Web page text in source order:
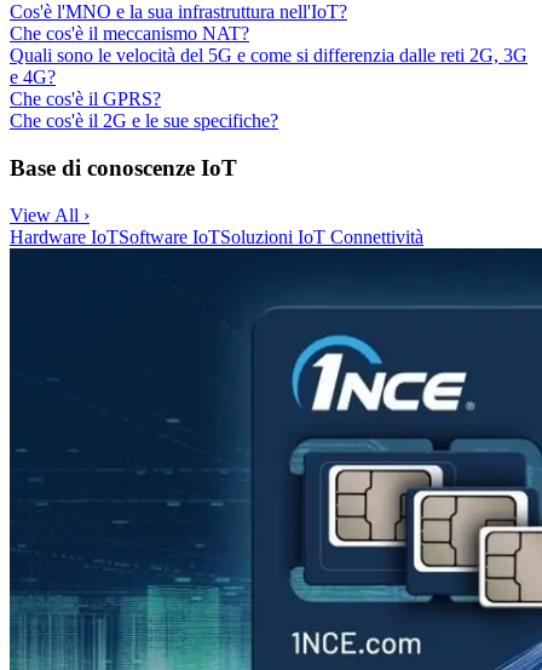
Cos'è l'MNO e la sua infrastruttura nell'IoT?
Che cos'è il meccanismo NAT?
Quali sono le velocità del 5G e come si differenzia dalle reti 2G, 3G
e 4G?
Che cos'è il GPRS?
Che cos'è il 2G e le sue specifiche?
Base di conoscenze IoT
View All ›
Hardware IoTSoftware IoTSoluzioni IoT Connettività